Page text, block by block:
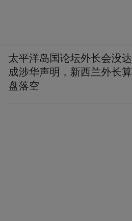
太平洋岛国论坛外长会没达
成涉华声明，新西兰外长算
盘落空